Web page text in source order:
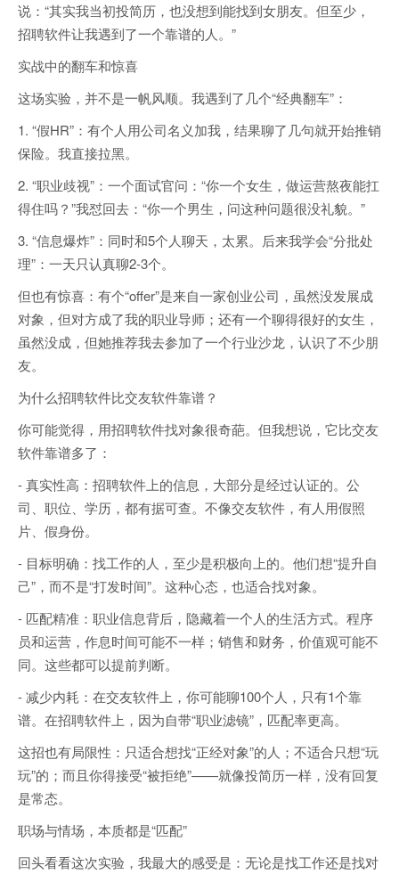
说：“其实我当初投简历，也没想到能找到女朋友。但至少，
招聘软件让我遇到了一个靠谱的人。”
实战中的翻车和惊喜
这场实验，并不是一帆风顺。我遇到了几个“经典翻车”：
1. “假HR”：有个人用公司名义加我，结果聊了几句就开始推销
保险。我直接拉黑。
2. “职业歧视”：一个面试官问：“你一个女生，做运营熬夜能扛
得住吗？”我怼回去：“你一个男生，问这种问题很没礼貌。”
3. “信息爆炸”：同时和5个人聊天，太累。后来我学会“分批处
理”：一天只认真聊2-3个。
但也有惊喜：有个“offer”是来自一家创业公司，虽然没发展成
对象，但对方成了我的职业导师；还有一个聊得很好的女生，
虽然没成，但她推荐我去参加了一个行业沙龙，认识了不少朋
友。
为什么招聘软件比交友软件靠谱？
你可能觉得，用招聘软件找对象很奇葩。但我想说，它比交友
软件靠谱多了：
- 真实性高：招聘软件上的信息，大部分是经过认证的。公
司、职位、学历，都有据可查。不像交友软件，有人用假照
片、假身份。
- 目标明确：找工作的人，至少是积极向上的。他们想“提升自
己”，而不是“打发时间”。这种心态，也适合找对象。
- 匹配精准：职业信息背后，隐藏着一个人的生活方式。程序
员和运营，作息时间可能不一样；销售和财务，价值观可能不
同。这些都可以提前判断。
- 减少内耗：在交友软件上，你可能聊100个人，只有1个靠
谱。在招聘软件上，因为自带“职业滤镜”，匹配率更高。
这招也有局限性：只适合想找“正经对象”的人；不适合只想“玩
玩”的；而且你得接受“被拒绝”——就像投简历一样，没有回复
是常态。
职场与情场，本质都是“匹配”
回头看看这次实验，我最大的感受是：无论是找工作还是找对